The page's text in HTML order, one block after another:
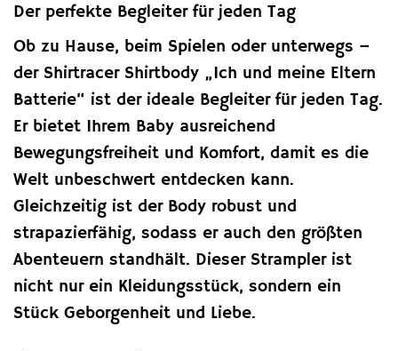
Der perfekte Begleiter für jeden Tag
Ob zu Hause, beim Spielen oder unterwegs –
der Shirtracer Shirtbody „Ich und meine Eltern
Batterie“ ist der ideale Begleiter für jeden Tag.
Er bietet Ihrem Baby ausreichend
Bewegungsfreiheit und Komfort, damit es die
Welt unbeschwert entdecken kann.
Gleichzeitig ist der Body robust und
strapazierfähig, sodass er auch den größten
Abenteuern standhält. Dieser Strampler ist
nicht nur ein Kleidungsstück, sondern ein
Stück Geborgenheit und Liebe.